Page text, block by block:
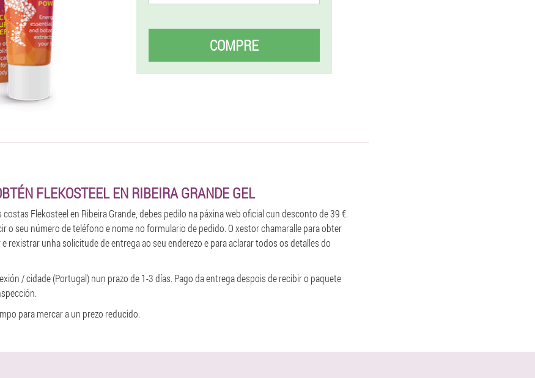
COMPRE
FLEKOSTEEL EN RIBEIRA GRANDE GEL
Flekosteel en Ribeira Grande, debes pedilo na páxina web oficial cun desconto de 39 €.
o seu número de teléfono e nome no formulario de pedido. O xestor chamaralle para obter
rexistrar unha solicitude de entrega ao seu enderezo e para aclarar todos os detalles do
/ cidade (Portugal) nun prazo de 1-3 días. Pago da entrega despois de recibir o paquete
para mercar a un prezo reducido.